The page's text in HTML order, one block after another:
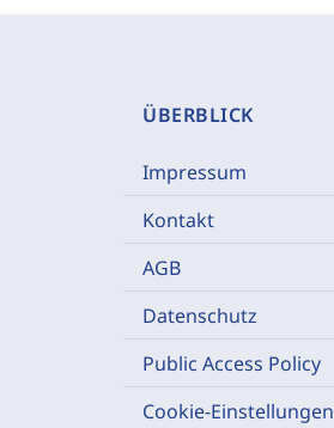
ÜBERBLICK
Impressum
Kontakt
AGB
Datenschutz
Public Access Policy
Cookie-Einstellungen